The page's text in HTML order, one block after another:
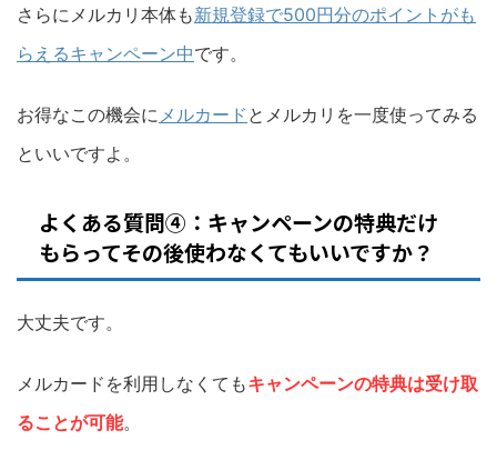
さらにメルカリ本体も新規登録で500円分のポイントがも
らえるキャンペーン中です。
お得なこの機会に メルカード とメルカリを一度使ってみる
といいですよ。
よくある質問④：キャンペーンの特典だけ
もらってその後使わなくてもいいですか？
大丈夫です。
メルカードを利用しなくてもキャンペーンの特典は受け取
ることが可能。